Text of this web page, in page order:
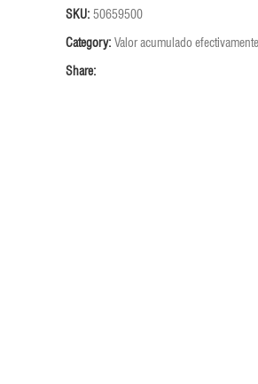
SKU: 50659500
Category: Valor acumulado
Share: